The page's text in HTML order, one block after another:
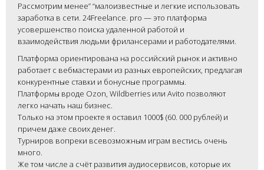
Рассмотрим менее” “малоизвестные и легкие использовать
заработка в сети. 24Freelance. pro — это платформа
усовершенство поиска удаленной работой и
взаимодействия людьми фрилансерами и работодателями.
Платформа ориентирована на российский рынок и активно
работает с вебмастерами из разных европейских, предлагая
конкурентные ставки и бонусные программы.
Платформы вроде Ozon, Wildberries или Avito позволяют
легко начать наш бизнес.
Только на этом проекте я оставил 1000$ (60. 000 рублей) и
причем даже своих денег.
Турниров вопреки всевозможным играм вестись очень
много.
Же том числе а счёт развития аудиосервисов, которые их